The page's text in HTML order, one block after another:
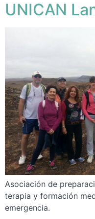
UNICAN
Asociación de
terapia y formación
emergencia.